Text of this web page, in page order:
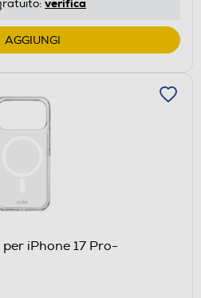
verifica
AGGIUNGI
iPhone 17 Pro-